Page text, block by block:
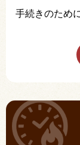
手続きのため